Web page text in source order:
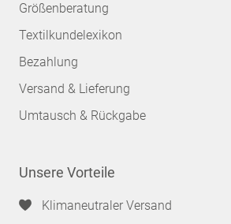
Größenberatung
Textilkundelexikon
Bezahlung
Versand & Lieferung
Umtausch & Rückgabe
Unsere Vorteile
Klimaneutraler Versand